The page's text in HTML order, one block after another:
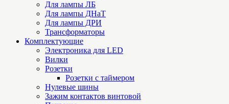
Для лампы ЛБ
Для лампы ДНаТ
Для лампы ДРИ
Трансформаторы
Комплектующие
Электроника для LED
Вилки
Розетки
Розетки с таймером
Нулевые шины
Зажим контактов винтовой